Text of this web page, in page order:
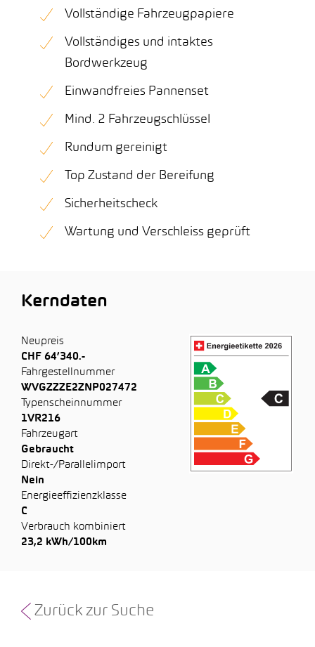
Vollständige Fahrzeugpapiere
Vollständiges und intaktes
Bordwerkzeug
Einwandfreies Pannenset
Mind. 2 Fahrzeugschlüssel
Rundum gereinigt
Top Zustand der Bereifung
Sicherheitscheck
Wartung und Verschleiss geprüft
Kerndaten
Neupreis
CHF 64’340.-
Fahrgestellnummer
WVGZZZE2ZNP027472
Typenscheinnummer
1VR216
Fahrzeugart
Gebraucht
Direkt-/Parallelimport
Nein
Energieeffizienzklasse
C
Verbrauch kombiniert
23,2 kWh/100km
Zurück zur Suche